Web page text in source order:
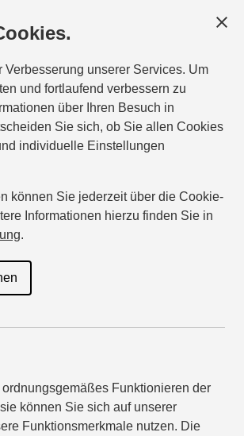
unserer Services. Um
und fortlaufend verbessern zu
über Ihren Besuch in
Sie sich, ob Sie allen Cookies
individuelle Einstellungen
können Sie jederzeit über die Cookie-
Informationen hierzu finden Sie in
.
Funktionieren der
können Sie sich auf unserer
Funktionsmerkmale nutzen. Die
knüpft die neue SUZUKI Pro Garantie an,
Kilometer bei den Modellen Across und
– mit orange-schwarzen Dekoren